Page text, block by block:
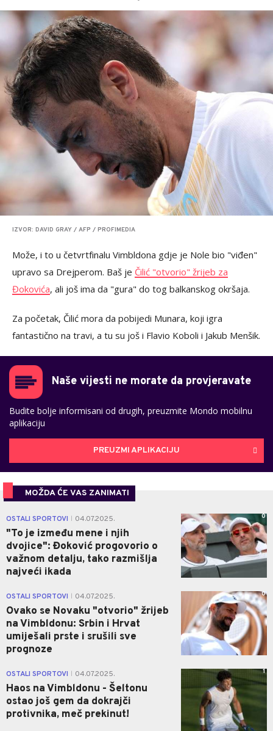
IZVOR: DAVID GRAY / AFP / PROFIMEDIA
Može, i to u četvrtfinalu Vimbldona gdje je Nole bio "viđen"
upravo sa Drejperom. Baš je Čilić "otvorio" žrijeb za
Đokovića, ali još ima da "gura" do tog balkanskog okršaja.
Za početak, Čilić mora da pobijedi Munara, koji igra
fantastično na travi, a tu su još i Flavio Koboli i Jakub Menšik.
Naše vijesti ne morate da provjeravate
Budite bolje informisani od drugih, preuzmite Mondo mobilnu
aplikaciju
PREUZMI APLIKACIJU
MOŽDA ĆE VAS ZANIMATI
OSTALI SPORTOVI 04.07.2025.
"To je između mene i njih
dvojice": Đoković progovorio o
važnom detalju, tako razmišlja
najveći ikada
0
OSTALI SPORTOVI 04.07.2025.
Ovako se Novaku "otvorio" žrijeb
na Vimbldonu: Srbin i Hrvat
umiješali prste i srušili sve
prognoze
0
OSTALI SPORTOVI 04.07.2025.
Haos na Vimbldonu - Šeltonu
ostao još gem da dokrajči
protivnika, meč prekinut!
1